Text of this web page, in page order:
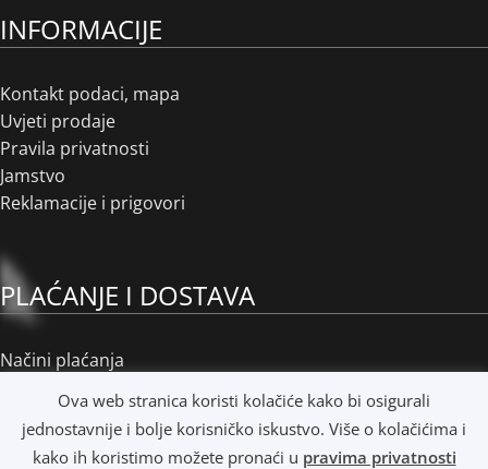
INFORMACIJE
Kontakt podaci, mapa
Uvjeti prodaje
Pravila privatnosti
Jamstvo
Reklamacije i prigovori
PLAĆANJE I DOSTAVA
Načini plaćanja
Osobno preuzimanje
R1 i e-Računi
Ova web stranica koristi kolačiće kako bi osigurali
jednostavnije i bolje korisničko iskustvo. Više o kolačićima i
kako ih koristimo možete pronaći u pravima privatnosti